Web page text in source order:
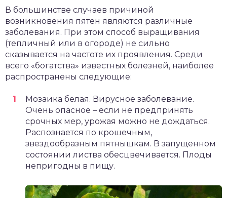
В большинстве случаев причиной
возникновения пятен являются различные
заболевания. При этом способ выращивания
(тепличный или в огороде) не сильно
сказывается на частоте их проявления. Среди
всего «богатства» известных болезней, наиболее
распространены следующие:
Мозаика белая. Вирусное заболевание.
Очень опасное – если не предпринять
срочных мер, урожая можно не дождаться.
Распознается по крошечным,
звездообразным пятнышкам. В запущенном
состоянии листва обесцвечивается. Плоды
непригодны в пищу.